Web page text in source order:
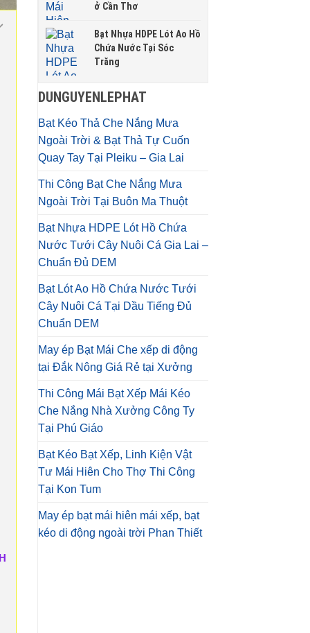
ở Cần Thơ
Bạt Nhựa HDPE Lót Ao Hồ
Chứa Nước Tại Sóc
Trăng
DUNGUYENLEPHAT
Bạt Kéo Thả Che Nắng Mưa
Ngoài Trời & Bạt Thả Tự Cuốn
Quay Tay Tại Pleiku – Gia Lai
Thi Công Bạt Che Nắng Mưa
Ngoài Trời Tại Buôn Ma Thuột
Bạt Nhựa HDPE Lót Hồ Chứa
Nước Tưới Cây Nuôi Cá Gia Lai –
Chuẩn Đủ DEM
Bạt Lót Ao Hồ Chứa Nước Tưới
Cây Nuôi Cá Tại Dầu Tiếng Đủ
Chuẩn DEM
May ép Bạt Mái Che xếp di động
tại Đắk Nông Giá Rẻ tại Xưởng
Thi Công Mái Bạt Xếp Mái Kéo
Che Nắng Nhà Xưởng Công Ty
Tại Phú Giáo
Bạt Kéo Bạt Xếp, Linh Kiện Vật
Tư Mái Hiên Cho Thợ Thi Công
Tại Kon Tum
May ép bạt mái hiên mái xếp, bạt
kéo di động ngoài trời Phan Thiết